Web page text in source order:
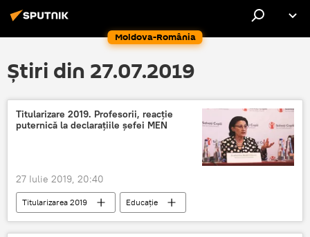
Moldova-România
Știri din 27.07.2019
Titularizare 2019. Profesorii, reacție
puternică la declarațiile șefei MEN
27 Iulie 2019, 20:40
Titularizarea 2019
Educație
Societate
Ecaterina Andronescu